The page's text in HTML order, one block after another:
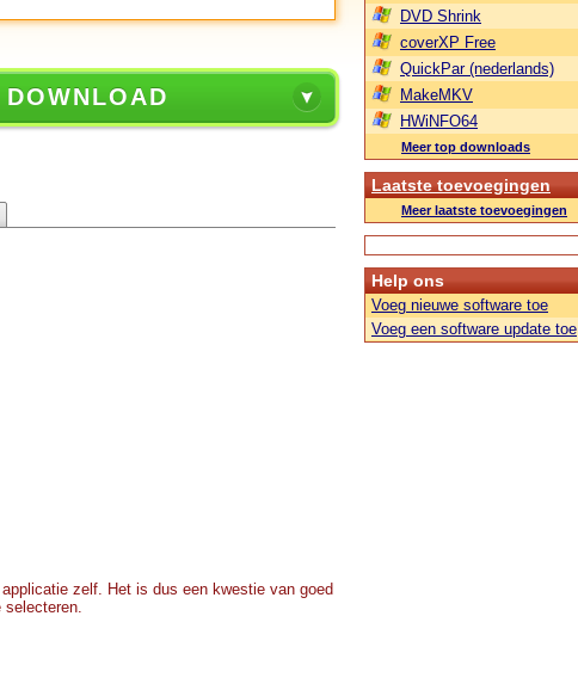
DOWNLOAD
zelf. Het is dus een kwestie van goed
selecteren.
DVD Shrink
coverXP Free
QuickPar (nederlands)
MakeMKV
HWiNFO64
Meer top downloads
Laatste toevoegingen
Meer laatste toevoegingen
Help ons
Voeg nieuwe software toe
Voeg een software update toe